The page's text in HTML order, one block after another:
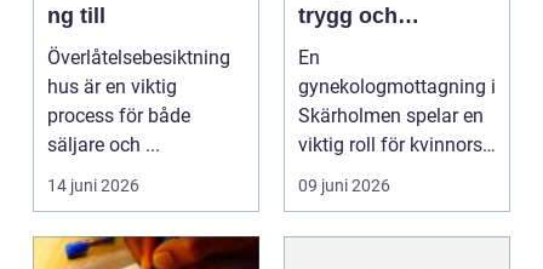
ng till
Överlåtelsebesiktning
hus är en viktig
process för både
säljare och ...
14 juni 2026
trygg och
specialiserad vård
för kvinnor
En
gynekologmottagning i
Skärholmen spelar en
viktig roll för kvinnors
hälsa i södra
Stockholm. Här ...
09 juni 2026